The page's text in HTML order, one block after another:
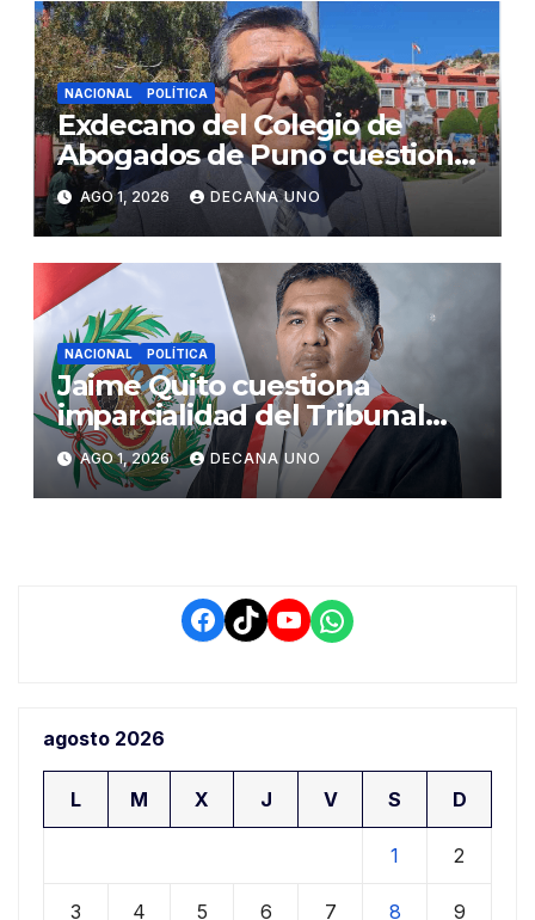
NACIONAL POLÍTICA
Exdecano del Colegio de
Abogados de Puno cuestiona
propuestas sobre seguridad
ciudadana
AGO 1, 2026 DECANA UNO
NACIONAL POLÍTICA
Jaime Quito cuestiona
imparcialidad del Tribunal
Constitucional tras liberación
de Ollanta Humala
AGO 1, 2026 DECANA UNO
Facebook
TikTokYouTube
WhatsApp
agosto 2026
L M X J V S D
1 2
3 4 5 6 7 8 9